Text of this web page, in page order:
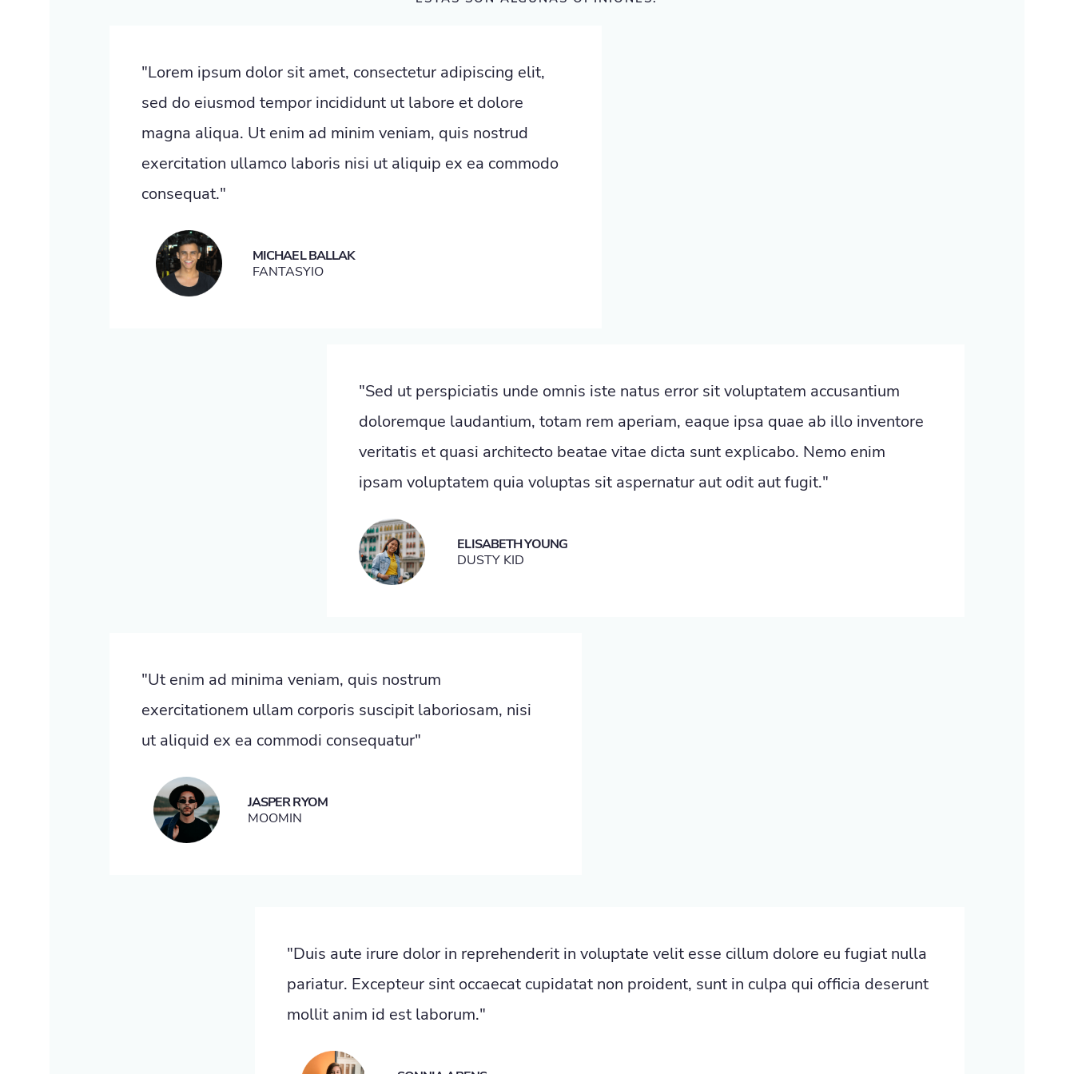
"Lorem ipsum dolor sit amet, consectetur adipiscing elit,
sed do eiusmod tempor incididunt ut labore et dolore
magna aliqua. Ut enim ad minim veniam, quis nostrud
exercitation ullamco laboris nisi ut aliquip ex ea commodo
consequat."
MICHAEL BALLAK
FANTASYIO
"Sed ut perspiciatis unde omnis iste natus error sit voluptatem accusantium
doloremque laudantium, totam rem aperiam, eaque ipsa quae ab illo inventore
veritatis et quasi architecto beatae vitae dicta sunt explicabo. Nemo enim
ipsam voluptatem quia voluptas sit aspernatur aut odit aut fugit."
ELISABETH YOUNG
DUSTY KID
"Ut enim ad minima veniam, quis nostrum
exercitationem ullam corporis suscipit laboriosam, nisi
ut aliquid ex ea commodi consequatur"
JASPER RYOM
MOOMIN
"Duis aute irure dolor in reprehenderit in voluptate velit esse cillum dolore eu fugiat nulla
pariatur. Excepteur sint occaecat cupidatat non proident, sunt in culpa qui officia deserunt
mollit anim id est laborum."